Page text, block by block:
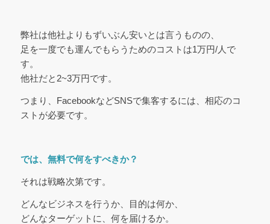
弊社は他社よりもずいぶん安いとは言うものの、
足を一度でも運んでもらうためのコストは1万円/人で
す。
他社だと2~3万円です。
つまり、FacebookなどSNSで集客するには、相応のコ
ストが必要です。
では、無料で何をすべきか？
それは戦略次第です。
どんなビジネスを行うか、目的は何か、
どんなターゲットに、何を届けるか。